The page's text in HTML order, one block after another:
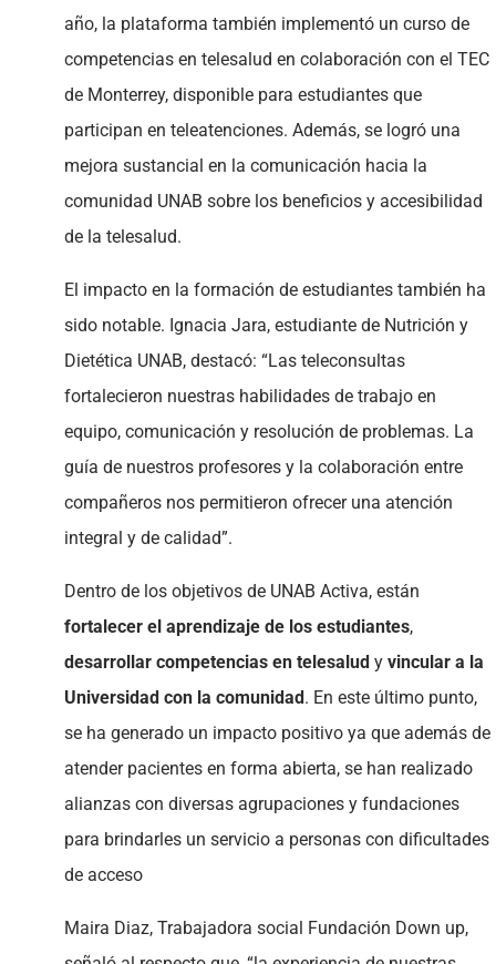
año, la plataforma también implementó un curso de
competencias en telesalud en colaboración con el TEC
de Monterrey, disponible para estudiantes que
participan en teleatenciones. Además, se logró una
mejora sustancial en la comunicación hacia la
comunidad UNAB sobre los beneficios y accesibilidad
de la telesalud.
El impacto en la formación de estudiantes también ha
sido notable. Ignacia Jara, estudiante de Nutrición y
Dietética UNAB, destacó: “Las teleconsultas
fortalecieron nuestras habilidades de trabajo en
equipo, comunicación y resolución de problemas. La
guía de nuestros profesores y la colaboración entre
compañeros nos permitieron ofrecer una atención
integral y de calidad”.
Dentro de los objetivos de UNAB Activa, están
fortalecer el aprendizaje de los estudiantes,
desarrollar competencias en telesalud y vincular a la
Universidad con la comunidad. En este último punto,
se ha generado un impacto positivo ya que además de
atender pacientes en forma abierta, se han realizado
alianzas con diversas agrupaciones y fundaciones
para brindarles un servicio a personas con dificultades
de acceso
Maira Diaz, Trabajadora social Fundación Down up,